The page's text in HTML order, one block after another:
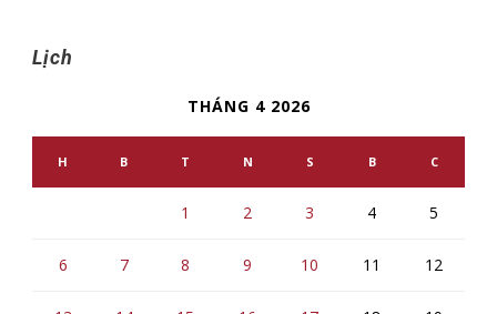
Lịch
THÁNG 4 2026
H B T N S B C
1 2 3 4 5
6 7 8 9 10 11 12